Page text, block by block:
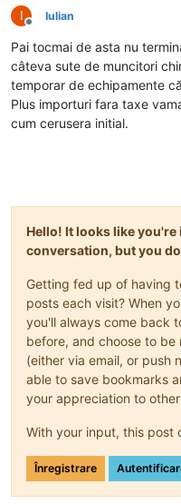
I
Deconectat
Iulian
Pai tocmai de asta nu
câteva sute de muncitori
temporar de echipamente
Plus importuri fara taxe
cum cerusera initial.
Hello! It looks like
conversation, but you
Getting fed up of having
posts each visit? When
you'll always come back
before, and choose to
(either via email, or push
able to save bookmarks
your appreciation to
With your input, this post
Înregistrare